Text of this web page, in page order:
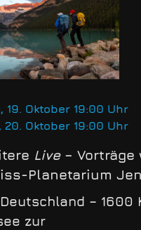
19. Oktober 19:00 Uhr
Oktober 19:00 Uhr
Live– Vorträge
Planetarium
– 1600
zur